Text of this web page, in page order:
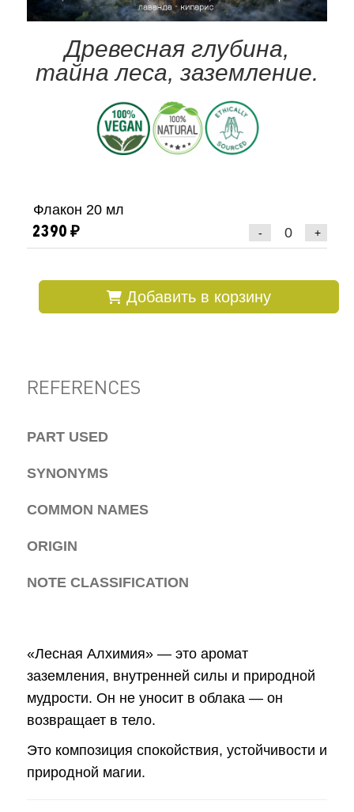
Древесная глубина,
тайна леса, заземление.
Флакон 20 мл
2390 ₽
- +
Добавить в корзину
REFERENCES
PART USED
SYNONYMS
COMMON NAMES
ORIGIN
NOTE CLASSIFICATION
«Лесная Алхимия» — это аромат
заземления, внутренней силы и природной
мудрости. Он не уносит в облака — он
возвращает в тело.
Это композиция спокойствия, устойчивости и
природной магии.